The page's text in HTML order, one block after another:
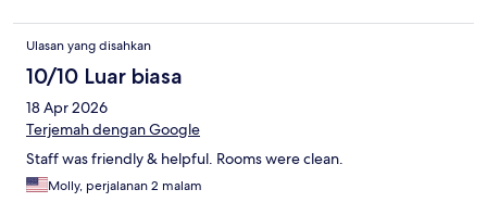
Ulasan yang disahkan
10/10 Luar biasa
18 Apr 2026
Terjemah dengan Google
Staff was friendly & helpful. Rooms were clean.
Molly, perjalanan 2 malam